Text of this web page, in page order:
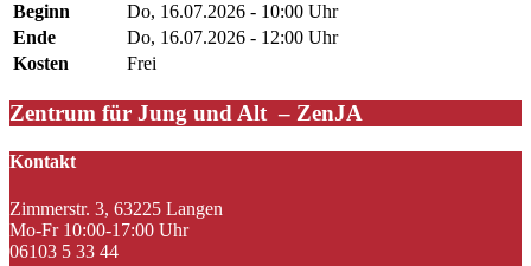
Beginn
Do, 16.07.2026 - 10:00 Uhr
Ende
Do, 16.07.2026 - 12:00 Uhr
Kosten
Frei
Zentrum für Jung und Alt – ZenJA
Kontakt
Zimmerstr. 3, 63225 Langen
Mo-Fr 10:00-17:00 Uhr
06103 5 33 44